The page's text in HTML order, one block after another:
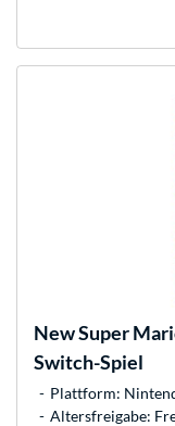
New Super
Switch-Spiel
Plattform:
Altersfreigabe: